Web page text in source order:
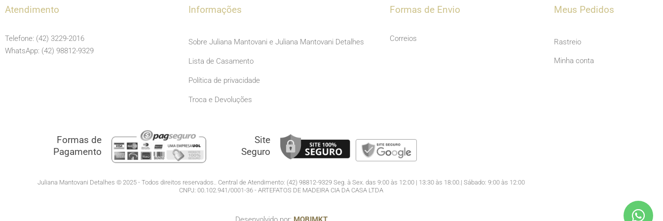
b
o
a
r
u
Atendimento
Telefone: (42) 3229-2016
WhatsApp: (42) 98812-9329
Informações
Sobre Juliana Mantovani e Juliana Mantovani Detalhes
Lista de Casamento
Política de privacidade
Troca e Devoluções
Formas de Envio
Correios
Meus Pedidos
Rastreio
Minha conta
Formas de
Pagamento
Site
Seguro
Juliana Mantovani Detalhes © 2025 - Todos direitos reservados.. Central de Atendimento: (42) 98812-9329 Seg. à Sex. das 9:00 às 12:00 | 13:30 às 18:00.| Sábado: 9:00 às 12:00
CNPJ: 00.102.941/0001-36 - ARTEFATOS DE MADEIRA CIA DA CASA LTDA